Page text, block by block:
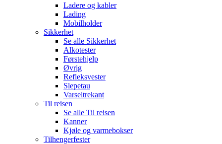
Ladere og kabler
Lading
Mobilholder
Sikkerhet
Se alle Sikkerhet
Alkotester
Førstehjelp
Øvrig
Refleksvester
Slepetau
Varseltrekant
Til reisen
Se alle Til reisen
Kanner
Kjøle og varmebokser
Tilhengerfester